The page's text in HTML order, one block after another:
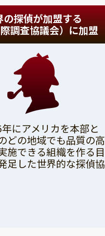
の探偵が加盟する
調査協議会）に加盟
にアメリカを本部と
どの地域でも品質の高
施できる組織を作る目
足した世界的な探偵協